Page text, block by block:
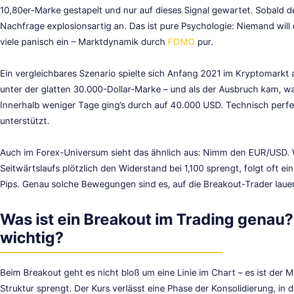
10,80er-Marke gestapelt und nur auf dieses Signal gewartet. Sobald
Nachfrage explosionsartig an. Das ist pure Psychologie: Niemand
viele panisch ein – Marktdynamik durch FOMO pur.
Ein vergleichbares Szenario spielte sich Anfang 2021 im
unter der glatten 30.000-Dollar-Marke – und als der Ausbruch kam,
Innerhalb weniger Tage ging’s durch auf 40.000 USD. Technisch
unterstützt.
Auch im Forex-Universum sieht das ähnlich aus: Nimm den EUR/
Seitwärtslaufs plötzlich den Widerstand bei 1,100 sprengt, folgt oft
Pips. Genau solche Bewegungen sind es, auf die Breakout-Trader
Was ist ein Breakout im Trading
wichtig?
Beim Breakout geht es nicht bloß um eine Linie im Chart – es ist der
Struktur sprengt. Der Kurs verlässt eine Phase der Konsolidierung, in